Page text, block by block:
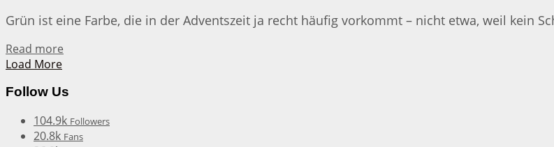
Grün ist eine Farbe, die in der Adventszeit ja recht häufig vorkommt – nicht etwa, weil kein
Read more
Load More
Follow Us
104.9k Followers
20.8k Fans